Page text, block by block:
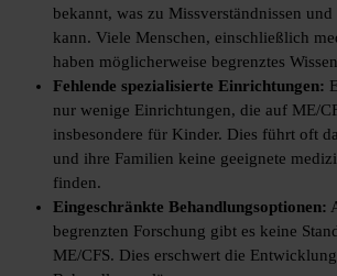
bekannt, was zu Missverständnissen
kann. Viele Menschen, einschließlich
haben möglicherweise begrenztes
Fehlende spezialisierte Einrichtungen:
nur wenige Einrichtungen, die auf ME/
insbesondere für Kinder. Dies führt oft
und ihre Familien keine geeignete
finden.
Eingeschränkte Behandlungsoptionen:
begrenzten Forschung gibt es keine
ME/CFS. Dies erschwert die